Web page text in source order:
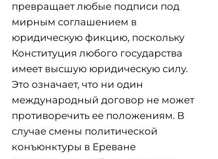
превращает любые подписи под
мирным соглашением в
юридическую фикцию, поскольку
Конституция любого государства
имеет высшую юридическую силу.
Это означает, что ни один
международный договор не может
противоречить ее положениям. В
случае смены политической
конъюнктуры в Ереване